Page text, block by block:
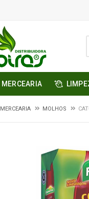
MERCEARIA
MERCEARIA MOLHOS